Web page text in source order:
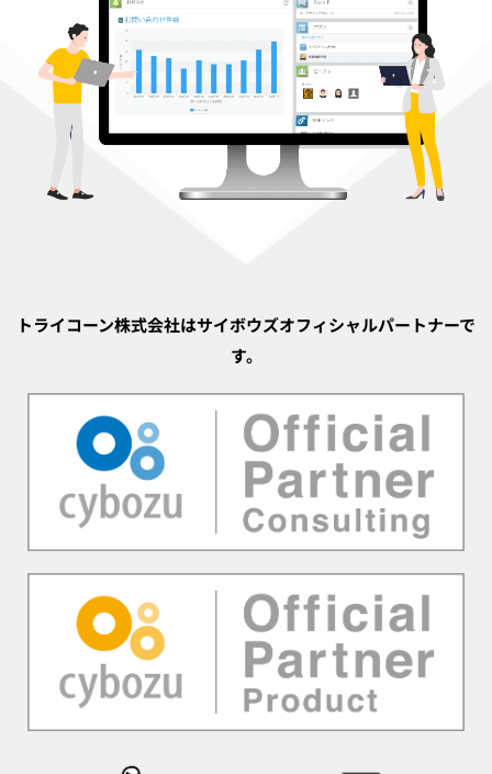
トライコーン株式会社はサイボウズオフィシャルパートナーで
す。